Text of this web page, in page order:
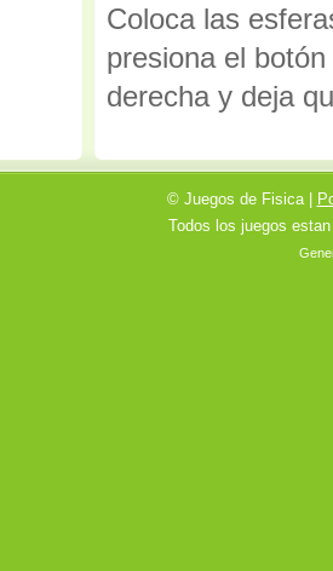
Coloca las
presiona el
derecha y deja
© Juegos de Fisica |
Todos los juegos